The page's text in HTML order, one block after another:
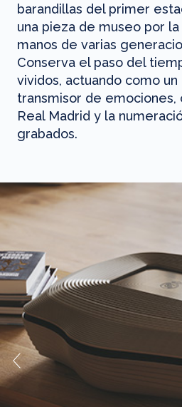
barandillas del primer
una pieza de museo por
manos de varias
Conserva el paso del
vividos, actuando como
transmisor de emociones,
Real Madrid y la
grabados.